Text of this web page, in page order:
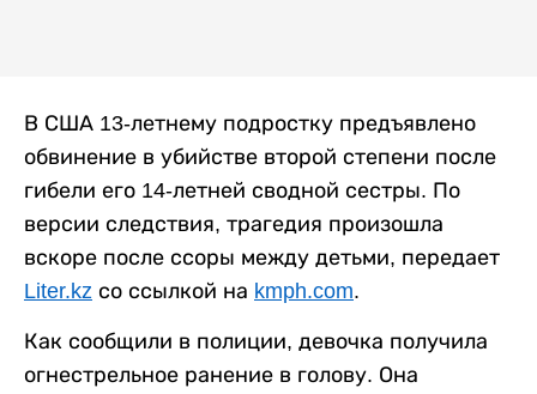
В США 13-летнему подростку предъявлено
обвинение в убийстве второй степени после
гибели его 14-летней сводной сестры. По
версии следствия, трагедия произошла
вскоре после ссоры между детьми, передает
Liter.kz со ссылкой на kmph.com.
Как сообщили в полиции, девочка получила
огнестрельное ранение в голову. Она